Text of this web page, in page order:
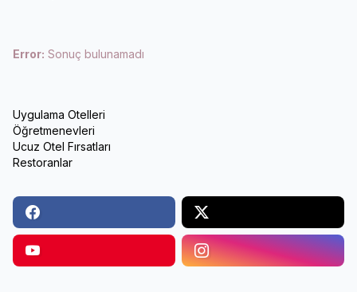
Error: Sonuç bulunamadı
Uygulama Otelleri
Öğretmenevleri
Ucuz Otel Fırsatları
Restoranlar